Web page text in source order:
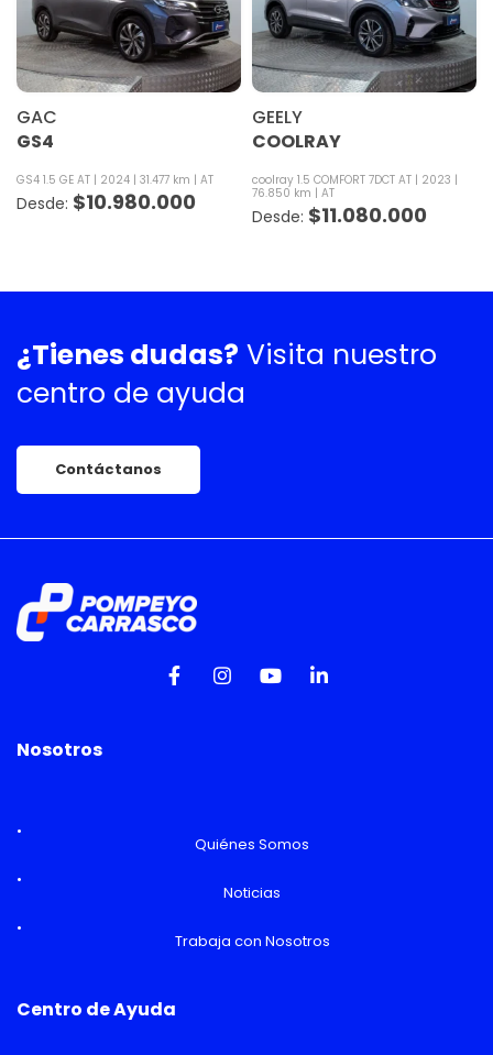
GAC
GS4
GS4 1.5 GE AT 2024 31.477 km AT
$10.980.000
GEELY
COOLRAY
coolray 1.5 COMFORT 7DCT AT
2023
76.850 km
AT
$11.080.000
¿Tienes dudas? Visita nuestro
centro de ayuda
Contáctanos
Nosotros
Quiénes Somos
Noticias
Trabaja con Nosotros
Centro de Ayuda